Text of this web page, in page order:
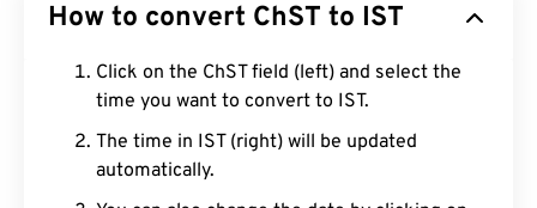
How to convert ChST to IST
Click on the ChST field (left) and select the
time you want to convert to IST.
The time in IST (right) will be updated
automatically.